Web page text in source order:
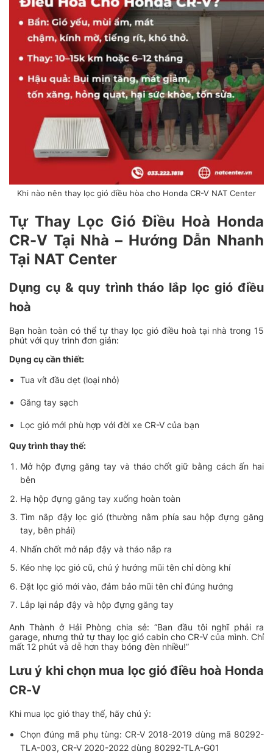
Khi nào nên thay lọc gió điều hòa cho Honda CR-V NAT Center
Tự Thay Lọc Gió Điều Hoà Honda
CR-V Tại Nhà – Hướng Dẫn Nhanh
Tại NAT Center
Dụng cụ & quy trình tháo lắp lọc gió điều
hoà
Bạn hoàn toàn có thể tự thay lọc gió điều hoà tại nhà trong 15
phút với quy trình đơn giản:
Dụng cụ cần thiết:
Tua vít đầu dẹt (loại nhỏ)
Găng tay sạch
Lọc gió mới phù hợp với đời xe CR-V của bạn
Quy trình thay thế:
Mở hộp đựng găng tay và tháo chốt giữ bằng cách ấn hai
bên
Hạ hộp đựng găng tay xuống hoàn toàn
Tìm nắp đậy lọc gió (thường nằm phía sau hộp đựng găng
tay, bên phải)
Nhấn chốt mở nắp đậy và tháo nắp ra
Kéo nhẹ lọc gió cũ, chú ý hướng mũi tên chỉ dòng khí
Đặt lọc gió mới vào, đảm bảo mũi tên chỉ đúng hướng
Lắp lại nắp đậy và hộp đựng găng tay
Anh Thành ở Hải Phòng chia sẻ: “Ban đầu tôi nghĩ phải ra
garage, nhưng thử tự thay lọc gió cabin cho CR-V của mình. Chỉ
mất 12 phút và dễ hơn thay bóng đèn nhiều!”
Lưu ý khi chọn mua lọc gió điều hoà Honda
CR-V
Khi mua lọc gió thay thế, hãy chú ý:
Chọn đúng mã phụ tùng: CR-V 2018-2019 dùng mã 80292-
TLA-003, CR-V 2020-2022 dùng 80292-TLA-G01